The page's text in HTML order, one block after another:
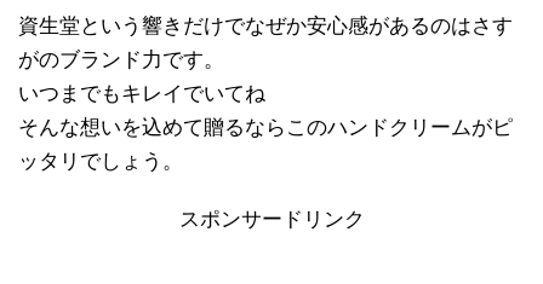
資生堂という響きだけでなぜか安心感があるのはさす
がのブランド力です。
いつまでもキレイでいてね
そんな想いを込めて贈るならこのハンドクリームがピ
ッタリでしょう。
スポンサードリンク